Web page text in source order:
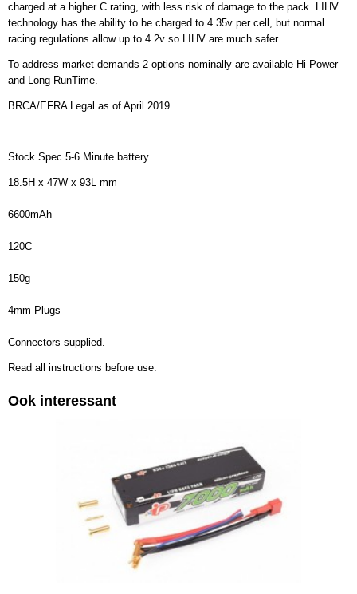
charged at a higher C rating, with less risk of damage to the pack. LIHV
technology has the ability to be charged to 4.35v per cell, but normal
racing regulations allow up to 4.2v so LIHV are much safer.
To address market demands 2 options nominally are available Hi Power
and Long RunTime.
BRCA/EFRA Legal as of April 2019
Stock Spec 5-6 Minute battery
18.5H x 47W x 93L mm
6600mAh
120C
150g
4mm Plugs
Connectors supplied.
Read all instructions before use.
Ook interessant